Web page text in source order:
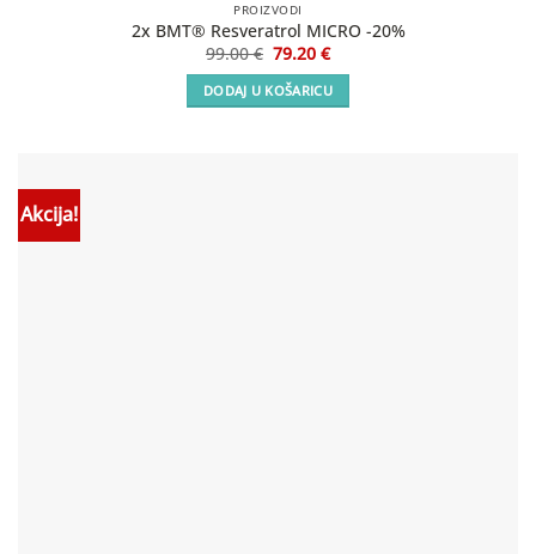
PROIZVODI
2x BMT® Resveratrol MICRO -20%
99.00€ Izvorna
cijena
bila
je:
99.00 €.
79.20€Trenutna
cijena
je:
79.20 €.
DODAJ U KOŠARICU
Akcija!